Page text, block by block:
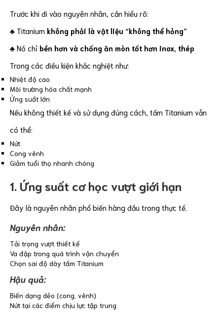
Trước khi đi vào nguyên nhân, cần hiểu rõ:
♣ Titanium không phải là vật liệu “không thể hỏng”
♣ Nó chỉ bền hơn và chống ăn mòn tốt hơn inox, thép
Trong các điều kiện khắc nghiệt như:
Nhiệt độ cao
Môi trường hóa chất mạnh
Ứng suất lớn
Nếu không thiết kế và sử dụng đúng cách, tấm Titanium vẫn
có thể:
Nứt
Cong vênh
Giảm tuổi thọ nhanh chóng
1. Ứng suất cơ học vượt giới hạn
Đây là nguyên nhân phổ biến hàng đầu trong thực tế.
Nguyên nhân:
Tải trọng vượt thiết kế
Va đập trong quá trình vận chuyển
Chọn sai độ dày tấm Titanium
Hậu quả:
Biến dạng dẻo (cong, vênh)
Nứt tại các điểm chịu lực tập trung